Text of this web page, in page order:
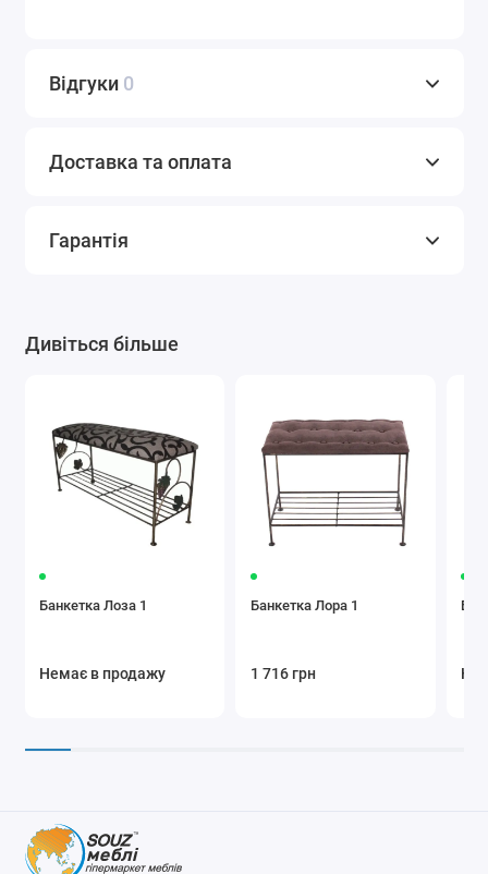
Відгуки 0
Доставка та оплата
Гарантія
Дивіться більше
Банкетка Лоза 1
Немає в продажу
Банкетка Лора 1
1 716 грн